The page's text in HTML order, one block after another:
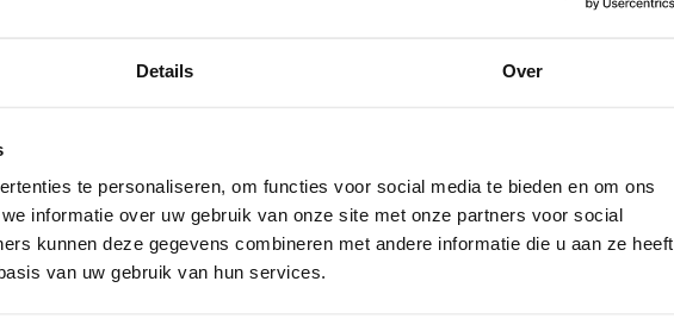
Details Over
te personaliseren, om functies voor social media te bieden en om ons
informatie over uw gebruik van onze site met onze partners voor social
kunnen deze gegevens combineren met andere informatie die u aan ze heeft
van uw gebruik van hun services.
gereedschappen, antistatisch of niet antistatisch naar keuze.
Inhoud door